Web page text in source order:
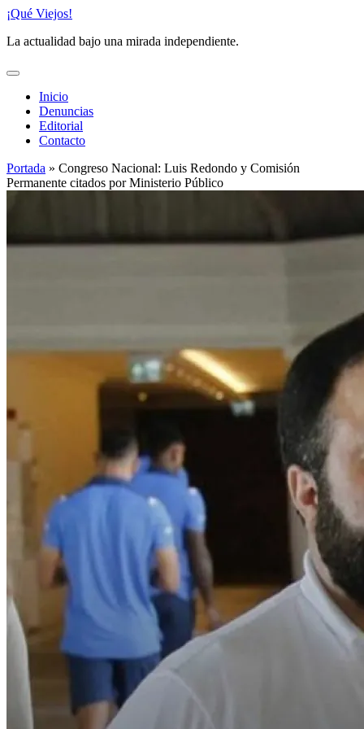
Saltar
contenido
¡Qué Viejos!
La actualidad bajo una mirada independiente.
Inicio
Denuncias
Editorial
Contacto
Portada » Congreso Nacional: Luis Redondo y Comisión
Permanente citados por Ministerio Público